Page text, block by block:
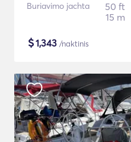
Buriavimo jachta
50 ft
15 m
$1,343 /naktinis